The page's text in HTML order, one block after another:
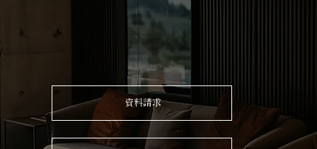
資料請求